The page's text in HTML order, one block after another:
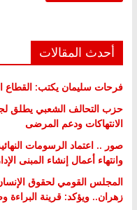
أحدث المقالات
فرحات سليمان يكتب: القطاع
حزب التحالف الشعبي يطلق
الانتهاكات ودعم المرضى
صور .. اعتماد الرسومات
وانتهاء أعمال إنشاء المبنى
المجلس القومي لحقوق
زهران.. ويؤكد: قرينة البراءة